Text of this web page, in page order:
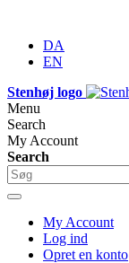
DA
EN
Stenhøj logo
Menu
Search
My Account
Search
My Account
Log ind
Opret en konto